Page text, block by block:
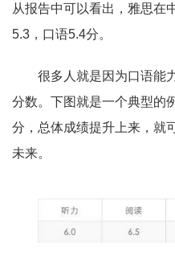
从报告中可以看出，雅思在
5.3，口语5.4分。
很多人就是因为口语能
分数。下图就是一个典型的
分，总体成绩提升上来，就
未来。